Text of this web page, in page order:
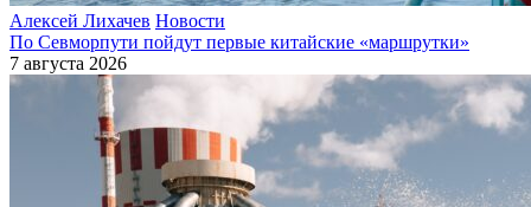
Алексей Лихачев Новости
По Севморпути пойдут первые китайские «маршрутки»
7 августа 2026